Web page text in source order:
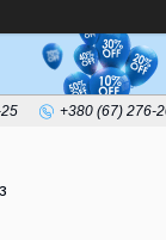
+380 (67) 276-